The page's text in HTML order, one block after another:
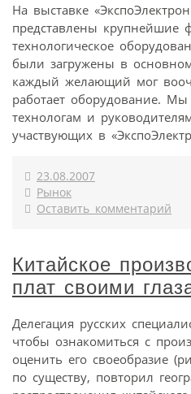
На выставке
представлены крупнейшие
технологическое
были загружены в
каждый желающий мог
работает оборудование.
технологам и
участвующих в
23.08.2007
Рынок
Оставить комментарий
Китайское
плат своими
Делегация русских
чтобы ознакомиться с
оценить его своеобразие
по существу, повторил